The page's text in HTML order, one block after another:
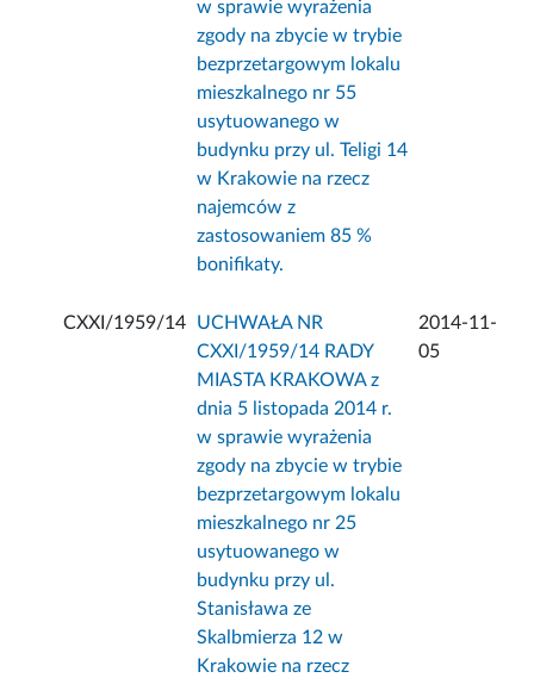
w sprawie wyrażenia
zgody na zbycie w trybie
bezprzetargowym lokalu
mieszkalnego nr 55
usytuowanego w
budynku przy ul. Teligi 14
w Krakowie na rzecz
najemców z
zastosowaniem 85 %
bonifikaty.
CXXI/1959/14
UCHWAŁA NR
CXXI/1959/14 RADY
MIASTA KRAKOWA z
dnia 5 listopada 2014 r.
w sprawie wyrażenia
zgody na zbycie w trybie
bezprzetargowym lokalu
mieszkalnego nr 25
usytuowanego w
budynku przy ul.
Stanisława ze
Skalbmierza 12 w
Krakowie na rzecz
2014-11-
05